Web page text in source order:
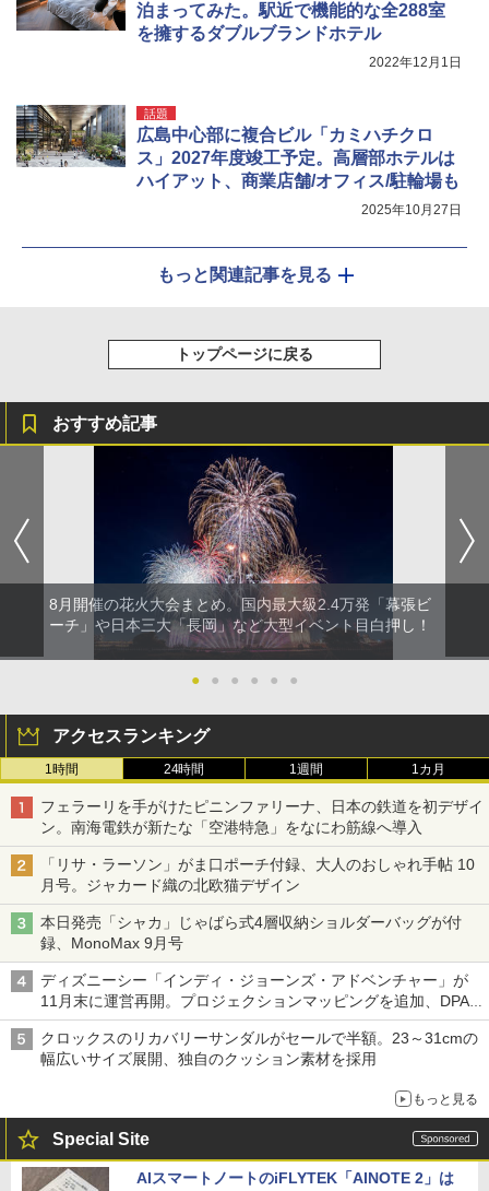
泊まってみた。駅近で機能的な全288室
を擁するダブルブランドホテル
2022年12月1日
話題
広島中心部に複合ビル「カミハチクロ
ス」2027年度竣工予定。高層部ホテルは
ハイアット、商業店舗/オフィス/駐輪場も
2025年10月27日
もっと関連記事を見る
トップページに戻る
おすすめ記事
8月開催の花火大会まとめ。国内最大級2.4万発「幕張ビ
ーチ」や日本三大「長岡」など大型イベント目白押し！
● ● ● ● ● ●
アクセスランキング
1時間 24時間 1週間 1カ月
フェラーリを手がけたピニンファリーナ、日本の鉄道を初デザイ
ン。南海電鉄が新たな「空港特急」をなにわ筋線へ導入
「リサ・ラーソン」がま口ポーチ付録、大人のおしゃれ手帖 10
月号。ジャカード織の北欧猫デザイン
本日発売「シャカ」じゃばら式4層収納ショルダーバッグが付
録、MonoMax 9月号
ディズニーシー「インディ・ジョーンズ・アドベンチャー」が
11月末に運営再開。プロジェクションマッピングを追加、DPA
は1500円
クロックスのリカバリーサンダルがセールで半額。23～31cmの
幅広いサイズ展開、独自のクッション素材を採用
もっと見る
Special Site
AIスマートノートのiFLYTEK「AINOTE 2」は